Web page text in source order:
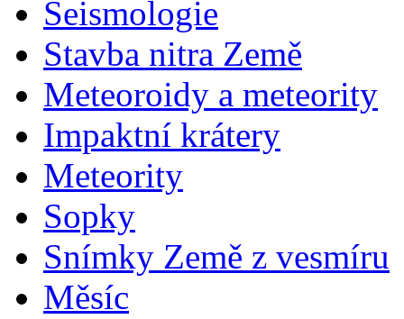
Seismologie
Stavba nitra Země
Meteoroidy a meteority
Impaktní krátery
Meteority
Sopky
Snímky Země z vesmíru
Měsíc